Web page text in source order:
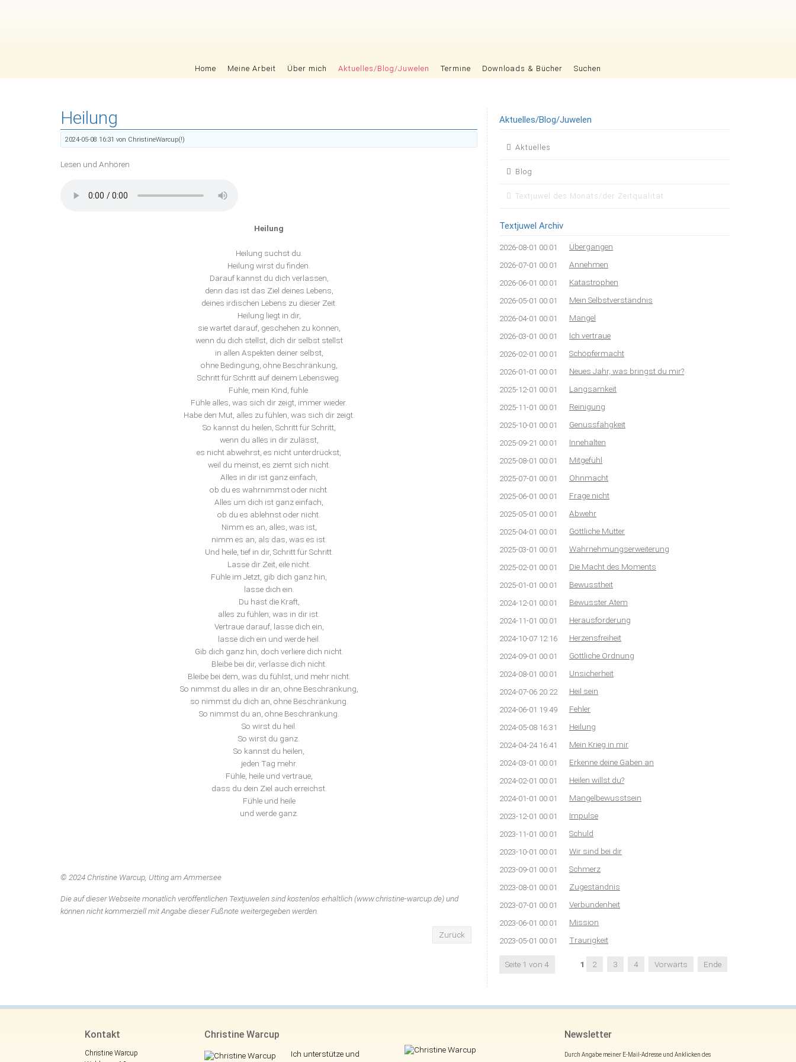
Home Meine Arbeit Über mich Aktuelles/Blog/Juwelen Termine Downloads & Bücher Suchen
Heilung
2024-05-08 16:31 von ChristineWarcup(!)
Lesen und Anhören
Heilung
Heilung suchst du.
Heilung wirst du finden.
Darauf kannst du dich verlassen,
denn das ist das Ziel deines Lebens,
deines irdischen Lebens zu dieser Zeit.
Heilung liegt in dir,
sie wartet darauf, geschehen zu können,
wenn du dich stellst, dich dir selbst stellst
in allen Aspekten deiner selbst,
ohne Bedingung, ohne Beschränkung,
Schritt für Schritt auf deinem Lebensweg.
Fühle, mein Kind, fühle.
Fühle alles, was sich dir zeigt, immer wieder.
Habe den Mut, alles zu fühlen, was sich dir zeigt.
So kannst du heilen, Schritt für Schritt,
wenn du alles in dir zulässt,
es nicht abwehrst, es nicht unterdrückst,
weil du meinst, es ziemt sich nicht.
Alles in dir ist ganz einfach,
ob du es wahrnimmst oder nicht.
Alles um dich ist ganz einfach,
ob du es ablehnst oder nicht.
Nimm es an, alles, was ist,
nimm es an, als das, was es ist.
Und heile, tief in dir, Schritt für Schritt.
Lasse dir Zeit, eile nicht.
Fühle im Jetzt, gib dich ganz hin,
lasse dich ein.
Du hast die Kraft,
alles zu fühlen, was in dir ist.
Vertraue darauf, lasse dich ein,
lasse dich ein und werde heil.
Gib dich ganz hin, doch verliere dich nicht.
Bleibe bei dir, verlasse dich nicht.
Bleibe bei dem, was du fühlst, und mehr nicht.
So nimmst du alles in dir an, ohne Beschränkung,
so nimmst du dich an, ohne Beschränkung.
So nimmst du an, ohne Beschränkung.
So wirst du heil.
So wirst du ganz.
So kannst du heilen,
jeden Tag mehr.
Fühle, heile und vertraue,
dass du dein Ziel auch erreichst.
Fühle und heile
und werde ganz.
© 2024 Christine Warcup, Utting am Ammersee
Die auf dieser Webseite monatlich veröffentlichen Textjuwelen sind kostenlos erhältlich (www.christine-warcup.de) und
können nicht kommerziell mit Angabe dieser Fußnote weitergegeben werden.
Zurück
Aktuelles/Blog/Juwelen
Navigation
Aktuelles
Blog
Textjuwel des Monats/der Zeitqualität
Textjuwel Archiv
2026-08-01 00:01 Übergangen
2026-07-01 00:01 Annehmen
2026-06-01 00:01 Katastrophen
2026-05-01 00:01 Mein Selbstverständnis
2026-04-01 00:01 Mangel
2026-03-01 00:01 Ich vertraue
2026-02-01 00:01 Schöpfermacht
2026-01-01 00:01 Neues Jahr, was bringst du mir?
2025-12-01 00:01 Langsamkeit
2025-11-01 00:01 Reinigung
2025-10-01 00:01 Genussfähgkeit
2025-09-21 00:01 Innehalten
2025-08-01 00:01 Mitgefühl
2025-07-01 00:01 Ohnmacht
2025-06-01 00:01 Frage nicht
2025-05-01 00:01 Abwehr
2025-04-01 00:01 Göttliche Mutter
2025-03-01 00:01 Wahrnehmungserweiterung
2025-02-01 00:01 Die Macht des Moments
2025-01-01 00:01 Bewusstheit
2024-12-01 00:01 Bewusster Atem
2024-11-01 00:01 Herausforderung
2024-10-07 12:16 Herzensfreiheit
2024-09-01 00:01 Göttliche Ordnung
2024-08-01 00:01 Unsicherheit
2024-07-06 20:22 Heil sein
2024-06-01 19:49 Fehler
2024-05-08 16:31 Heilung
2024-04-24 16:41 Mein Krieg in mir
2024-03-01 00:01 Erkenne deine Gaben an
2024-02-01 00:01 Heilen willst du?
2024-01-01 00:01 Mangelbewusstsein
2023-12-01 00:01 Impulse
2023-11-01 00:01 Schuld
2023-10-01 00:01 Wir sind bei dir
2023-09-01 00:01 Schmerz
2023-08-01 00:01 Zugeständnis
2023-07-01 00:01 Verbundenheit
2023-06-01 00:01 Mission
2023-05-01 00:01 Traurigkeit
Seite 1 von 4 1 2 3 4 Vorwärts Ende
Kontakt
Christine Warcup
Christine Warcup
Ich unterstütze und
Newsletter
Durch Angabe meiner E-Mail-Adresse und Anklicken des